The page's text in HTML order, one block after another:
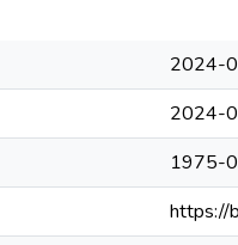
2024-
2024-
1975-
https://